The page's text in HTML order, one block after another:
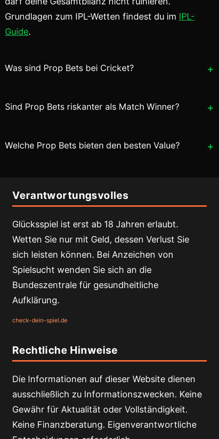
Grundlagen zum IPL-Wetten findest du im IPL-
Guide.
Was sind Prop Bets bei Cricket?
Sind Prop Bets riskanter als Match Winner?
Welche Prop Bets bieten den besten Value?
Verantwortungsvolles
Glücksspiel ist erst ab 18 Jahren erlaubt.
Wetten Sie nur mit Geld, dessen Verlust Sie
sich leisten können. Bei Anzeichen von
Spielsucht wenden Sie sich an die
Bundeszentrale für gesundheitliche
Aufklärung.
check-dein-spiel.de
Rechtliche Hinweise
Die Informationen auf dieser Website dienen
ausschließlich zu Informationszwecken. Keine
Gewähr für Aktualität oder Vollständigkeit.
Keine Finanzberatung. Eigenverantwortliche